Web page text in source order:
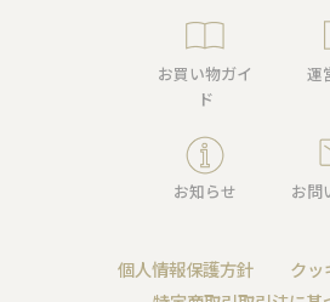
お買い物ガイ
ド
運
お知らせ お問
個人情報保護方針
クッ